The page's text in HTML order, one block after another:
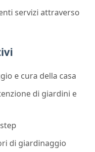
servizi attraverso
e cura della casa
di giardini e
di giardinaggio